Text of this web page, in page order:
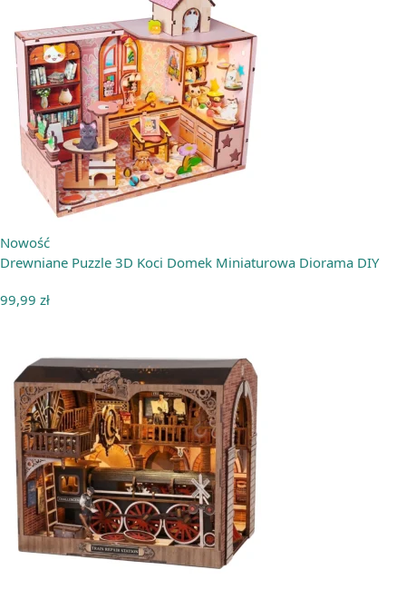
Nowość
Drewniane Puzzle 3D Koci Domek Miniaturowa Diorama DIY
99,99 zł